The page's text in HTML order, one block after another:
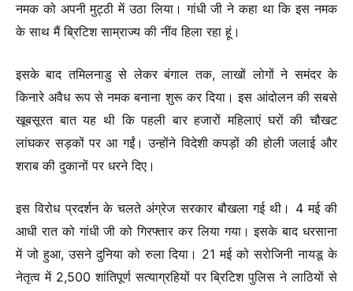
नमक को अपनी मुट्ठी में उठा लिया। गांधी जी ने कहा था कि इस नमक
के साथ मैं ब्रिटिश साम्राज्य की नींव हिला रहा हूं।
इसके बाद तमिलनाडु से लेकर बंगाल तक, लाखों लोगों ने समंदर के
किनारे अवैध रूप से नमक बनाना शुरू कर दिया। इस आंदोलन की सबसे
खूबसूरत बात यह थी कि पहली बार हजारों महिलाएं घरों की चौखट
लांघकर सड़कों पर आ गईं। उन्होंने विदेशी कपड़ों की होली जलाई और
शराब की दुकानों पर धरने दिए।
इस विरोध प्रदर्शन के चलते अंग्रेज सरकार बौखला गई थी। 4 मई की
आधी रात को गांधी जी को गिरफ्तार कर लिया गया। इसके बाद धरसाना
में जो हुआ, उसने दुनिया को रुला दिया। 21 मई को सरोजिनी नायडू के
नेतृत्व में 2,500 शांतिपूर्ण सत्याग्रहियों पर ब्रिटिश पुलिस ने लाठियों से